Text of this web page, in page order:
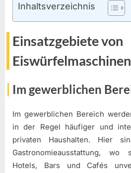
Inhaltsverzeichnis
Einsatzgebiete von
Eiswürfelmaschinen
Im gewerblichen
Im gewerblichen Bereich
in der Regel häufiger und
privaten Haushalten. Hier
Gastronomieausstattung,
Hotels, Bars und Cafés